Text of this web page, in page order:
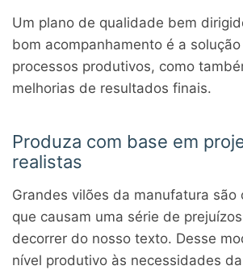
Um plano de qualidade bem
bom acompanhamento é a
processos produtivos, como
melhorias de resultados finais.
Produza com base em
realistas
Grandes vilões da manufatura são
que causam uma série de
decorrer do nosso texto. Desse
nível produtivo às necessidades